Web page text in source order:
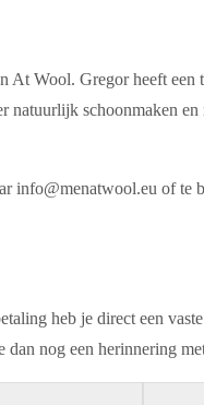
Wool. Gregor heeft een
schoonmaken
info@menatwool.eu of te
heb je direct een
nog een herinnering